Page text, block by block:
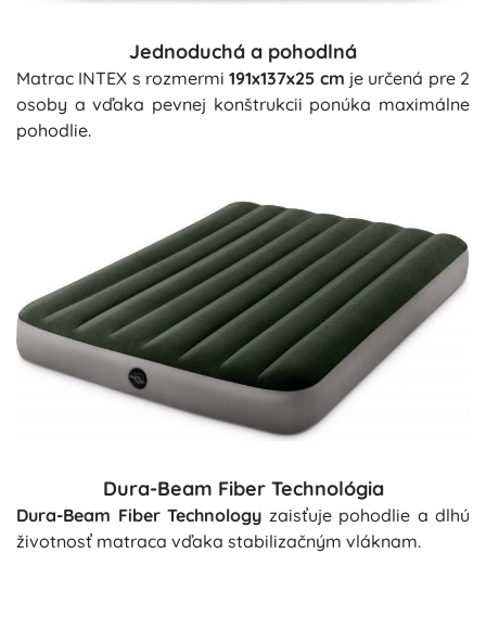
Jednoduchá a pohodlná
Matrac INTEX s rozmermi191x137x25 cm je určená pre 2
osoby a vďaka pevnej konštrukcii ponúka maximálne
pohodlie.
Dura-Beam Fiber Technológia
Dura-Beam Fiber Technology zaisťuje pohodlie a dlhú
životnosť matraca vďaka stabilizačným vláknam.